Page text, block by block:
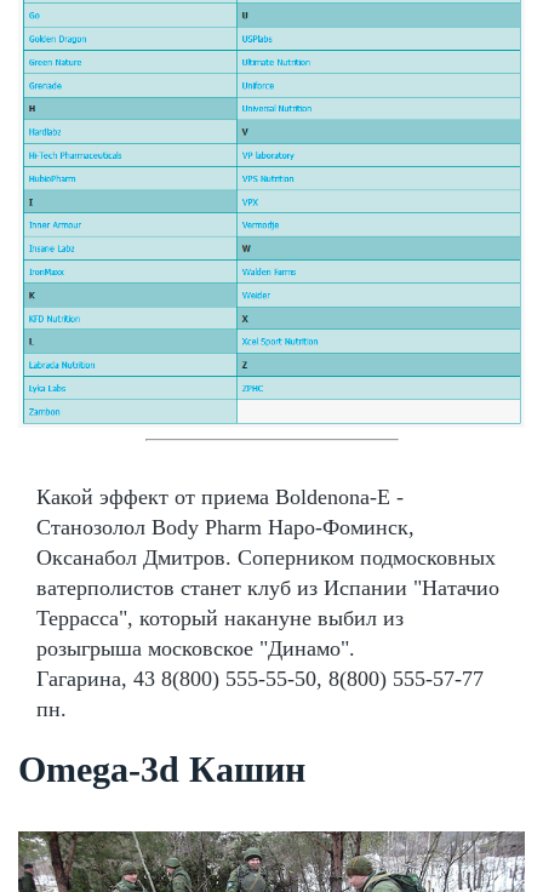
Какой эффект от приема Boldenona-E -
Станозолол Body Pharm Наро-Фоминск,
Оксанабол Дмитров. Соперником подмосковных
ватерполистов станет клуб из Испании "Натачио
Террасса", который накануне выбил из
розыгрыша московское "Динамо".
Гагарина, 43 8(800) 555-55-50, 8(800) 555-57-77
пн.
Omega-3d Кашин